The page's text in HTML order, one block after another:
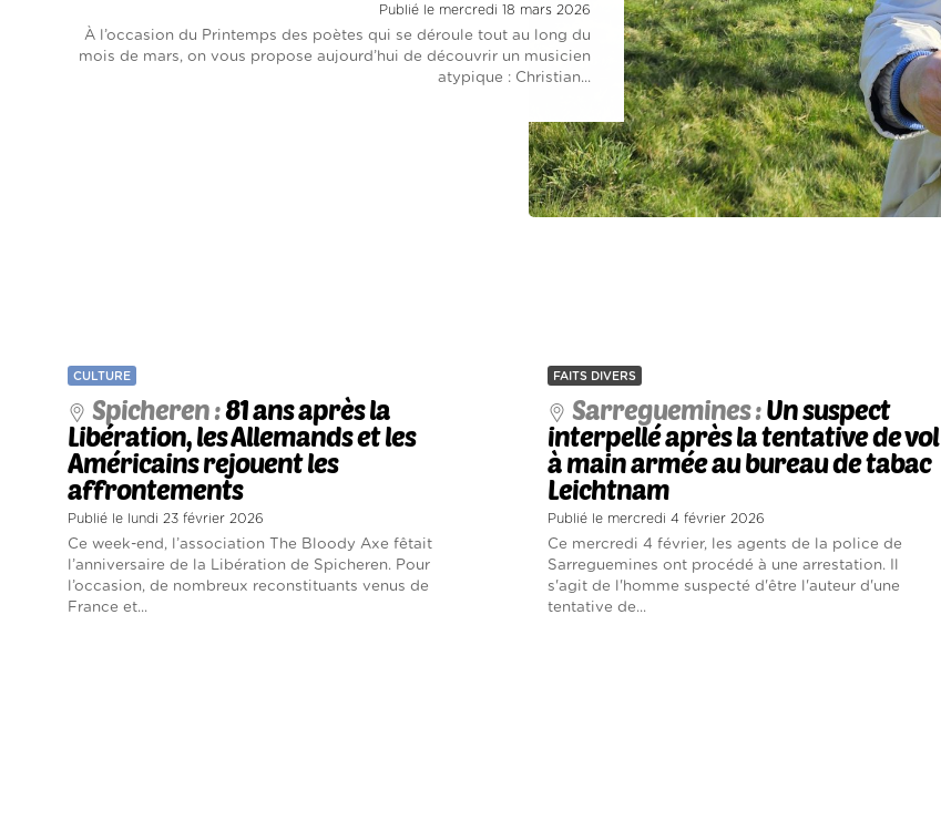
Publié le mercredi 18 mars 2026
À l’occasion du Printemps des poètes qui se déroule tout au long du
mois de mars, on vous propose aujourd’hui de découvrir un musicien
atypique : Christian...
CULTURE
Spicheren :81 ans après la
Libération, les Allemands et les
Américains rejouent les
affrontements
Publié le lundi 23 février 2026
Ce week-end, l’association The Bloody Axe fêtait
l’anniversaire de la Libération de Spicheren. Pour
l’occasion, de nombreux reconstituants venus de
France et...
FAITS DIVERS
Sarreguemines :Un suspect
interpellé après la tentative de vol
à main armée au bureau de tabac
Leichtnam
Publié le mercredi 4 février 2026
Ce mercredi 4 février, les agents de la police de
Sarreguemines ont procédé à une arrestation. Il
s'agit de l'homme suspecté d'être l'auteur d'une
tentative de...